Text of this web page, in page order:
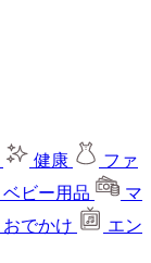
健康
ファ
ベビー用品
マ
おでかけ
エン